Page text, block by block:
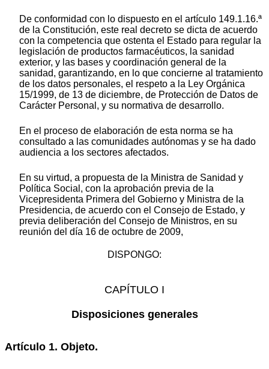
De conformidad con lo dispuesto en el artículo 149.1.16.ª
de la Constitución, este real decreto se dicta de acuerdo
con la competencia que ostenta el Estado para regular la
legislación de productos farmacéuticos, la sanidad
exterior, y las bases y coordinación general de la
sanidad, garantizando, en lo que concierne al tratamiento
de los datos personales, el respeto a la Ley Orgánica
15/1999, de 13 de diciembre, de Protección de Datos de
Carácter Personal, y su normativa de desarrollo.
En el proceso de elaboración de esta norma se ha
consultado a las comunidades autónomas y se ha dado
audiencia a los sectores afectados.
En su virtud, a propuesta de la Ministra de Sanidad y
Política Social, con la aprobación previa de la
Vicepresidenta Primera del Gobierno y Ministra de la
Presidencia, de acuerdo con el Consejo de Estado, y
previa deliberación del Consejo de Ministros, en su
reunión del día 16 de octubre de 2009,
DISPONGO:
CAPÍTULO I
Disposiciones generales
Artículo 1. Objeto.